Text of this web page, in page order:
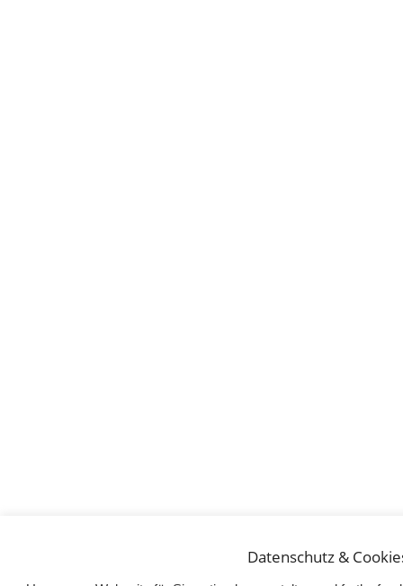
Datenschutz &